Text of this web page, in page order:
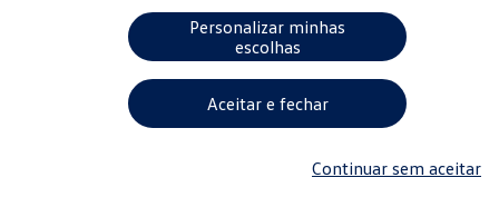
Personalizar minhas
escolhas
Aceitar e fechar
Continuar sem aceitar